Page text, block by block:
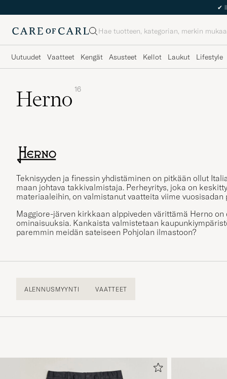
✔
Haku
Uutuudet Vaatteet Kengät Asusteet Kellot Laukut Lifestyle
Herno 16
Teknisyyden ja finessin yhdistäminen on pitkään ollut
maan johtava takkivalmistaja. Perheyritys, joka on
materiaaleihin, on valmistanut vaatteita viime vuosisadan
Maggiore-järven kirkkaan alppiveden värittämä Herno
ominaisuuksia. Kankaista valmistetaan
paremmin meidän sateiseen Pohjolan ilmastoon?
ALENNUSMYYNTI VAATTEET